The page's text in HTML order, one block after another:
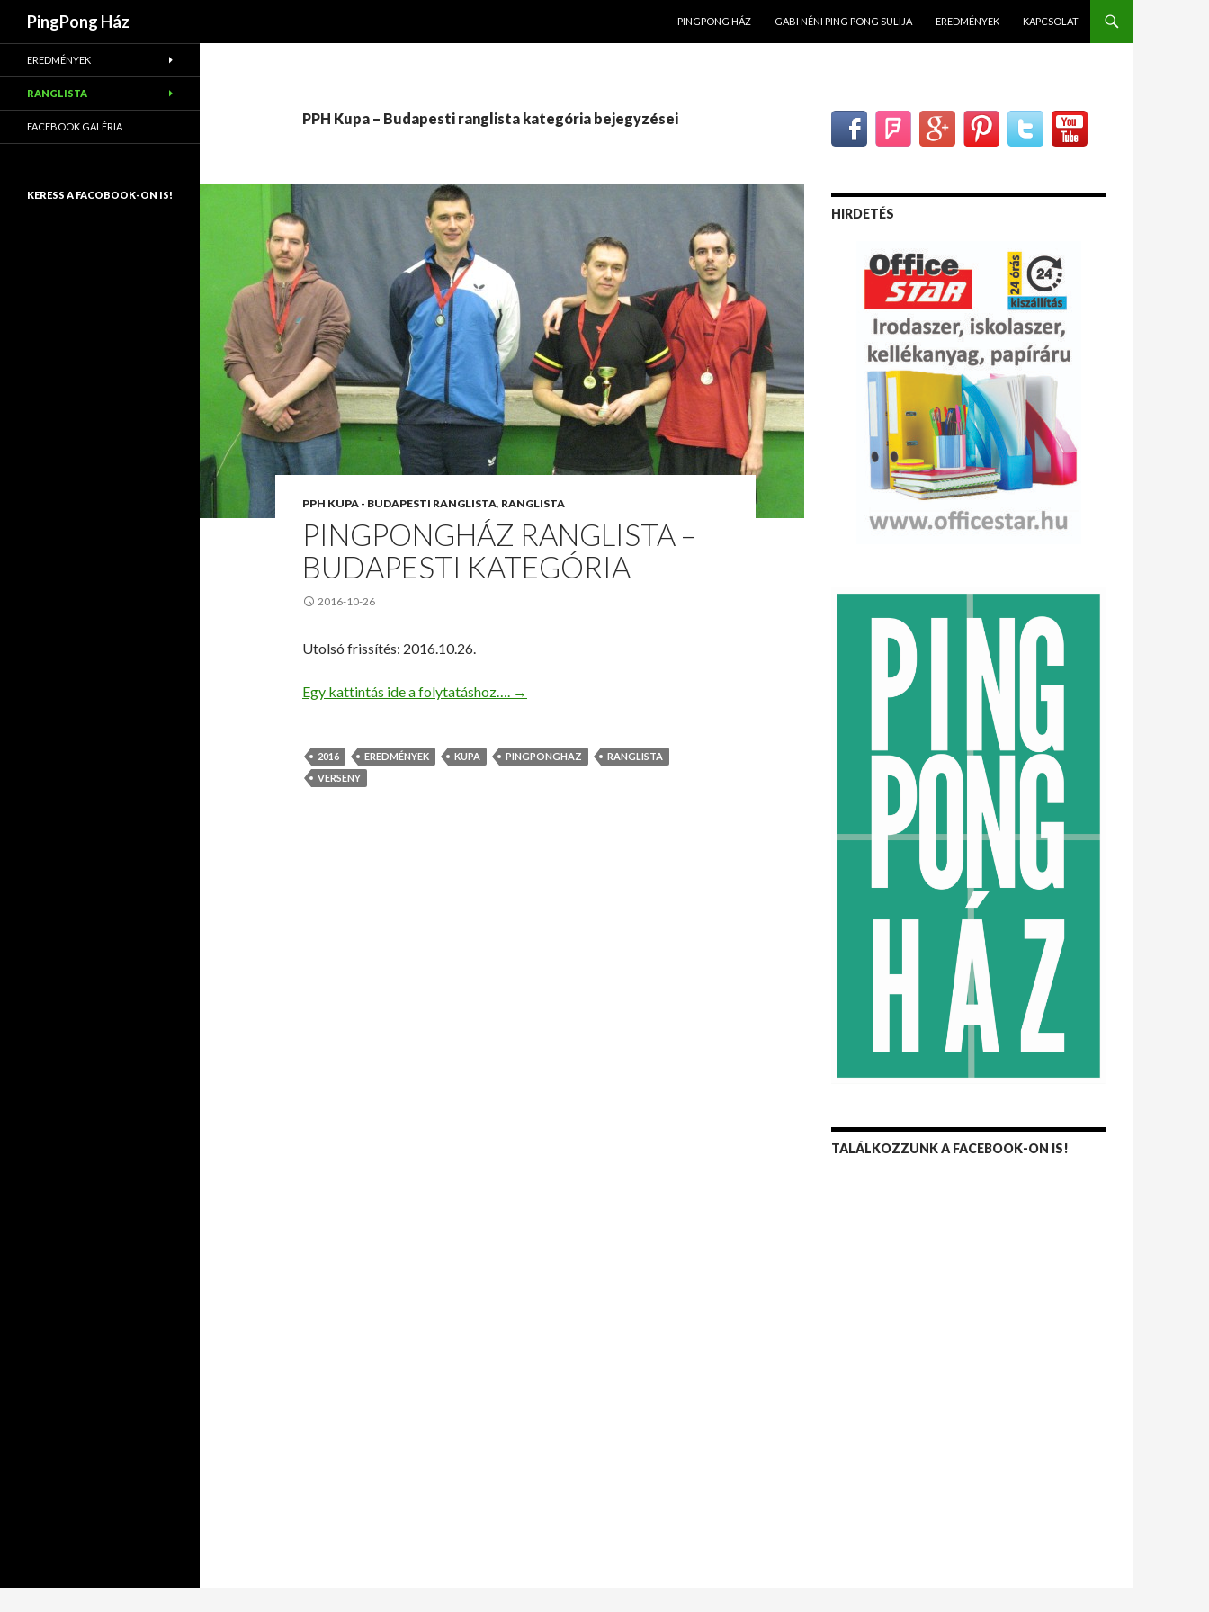
PingPong Ház
PINGPONG HÁZ
GABI NÉNI PING PONG SULIJA EREDMÉNYEK KAPCSOLAT
PPH Kupa – Budapesti ranglista kategória bejegyzései
PPH KUPA - BUDAPESTI RANGLISTA, RANGLISTA
PINGPONGHÁZ RANGLISTA –
BUDAPESTI KATEGÓRIA
2016-10-26
Utolsó frissítés: 2016.10.26.
Egy kattintás ide a folytatáshoz…. →
2016 EREDMÉNYEK KUPA PINGPONGHAZ
RANGLISTA
VERSENY
HIRDETÉS
TALÁLKOZZUNK A FACEBOOK-ON IS!
EREDMÉNYEK
RANGLISTA
FACEBOOK GALÉRIA
KERESS A FACOBOOK-ON IS!